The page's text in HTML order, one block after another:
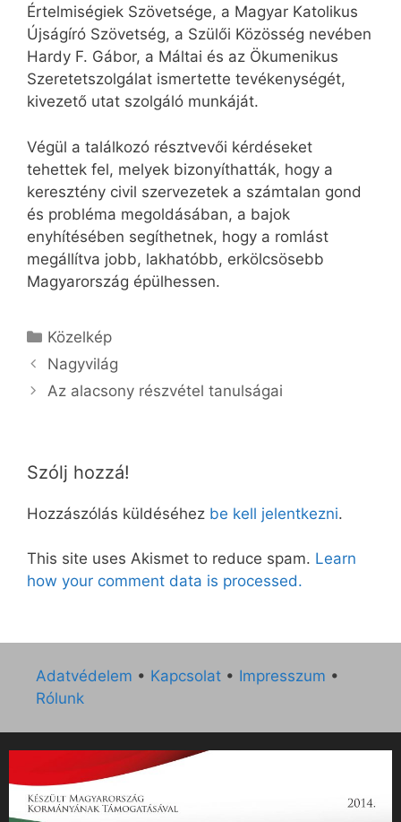
Értelmiségiek Szövetsége, a Magyar Katolikus
Újságíró Szövetség, a Szülői Közösség nevében
Hardy F. Gábor, a Máltai és az Ökumenikus
Szeretetszolgálat ismertette tevékenységét,
kivezető utat szolgáló munkáját.
Végül a találkozó résztvevői kérdéseket
tehettek fel, melyek bizonyíthatták, hogy a
keresztény civil szervezetek a számtalan gond
és probléma megoldásában, a bajok
enyhítésében segíthetnek, hogy a romlást
megállítva jobb, lakhatóbb, erkölcsösebb
Magyarország épülhessen.
Kategória
Közelkép
Nagyvilág
Az alacsony részvétel tanulságai
Szólj hozzá!
Hozzászólás küldéséhez be kell jelentkezni.
This site uses Akismet to reduce spam. Learn
how your comment data is processed.
Adatvédelem • Kapcsolat • Impresszum •
Rólunk